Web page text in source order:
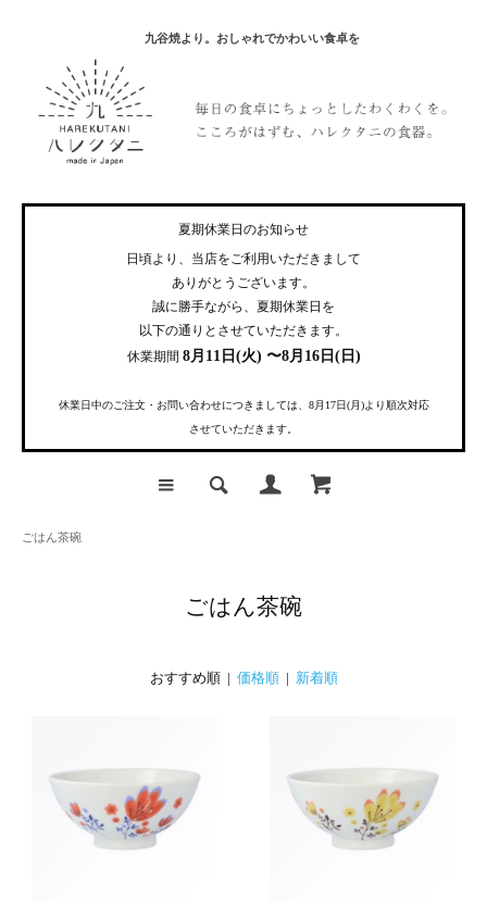
九谷焼より。おしゃれでかわいい食卓を
夏期休業日のお知らせ
日頃より、当店をご利用いただきまして
ありがとうございます。
誠に勝手ながら、夏期休業日を
以下の通りとさせていただきます。
休業期間 8月11日(火) 〜8月16日(日)
休業日中のご注文・お問い合わせにつきましては、8月17日(月)より順次対応
させていただきます。
ごはん茶碗
ごはん茶碗
おすすめ順 | 価格順 新着順